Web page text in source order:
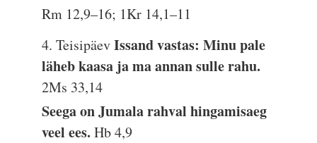
Rm 12,9–16; 1Kr 14,1–11
4. TeisipäevIssand vastas: Minu pale
läheb kaasa ja ma annan sulle rahu.
2Ms 33,14
Seega on Jumala rahval hingamisaeg
veel ees.Hb 4,9